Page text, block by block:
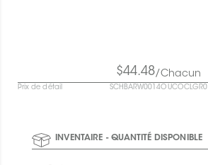
$44.48/Chacun
Prix de détail SCHBARW0014OUCOCLGR0
INVENTAIRE - QUANTITÉ DISPONIBLE